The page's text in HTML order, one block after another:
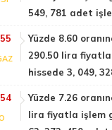
549, 781 adet
Yüzde 8.60
290.50 lira
hissede 3, 049,
Yüzde 7.26
lira fiyatla işlem